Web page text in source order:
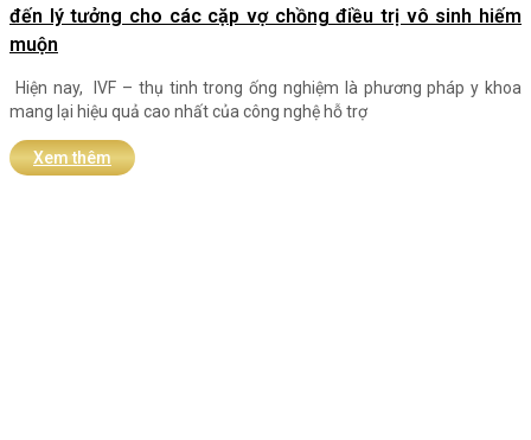
đến lý tưởng cho các cặp vợ chồng điều trị vô sinh hiếm
muộn
Hiện nay, IVF – thụ tinh trong ống nghiệm là phương pháp y khoa
mang lại hiệu quả cao nhất của công nghệ hỗ trợ
Xem thêm